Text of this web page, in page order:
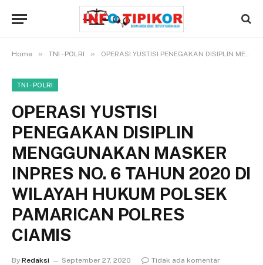
Home » TNI - POLRI » OPERASI YUSTISI PENEGAKAN DISIPLIN MENGGUNAKAN MASKER INPRES NO. 6 TAHUN 2020 DI WILAYAH HUKUM POLSEK PAMARICAN POLRES CIAMIS
TNI - POLRI
OPERASI YUSTISI
PENEGAKAN DISIPLIN
MENGGUNAKAN MASKER
INPRES NO. 6 TAHUN 2020 DI
WILAYAH HUKUM POLSEK
PAMARICAN POLRES
CIAMIS
By Redaksi September 27, 2020
Tidak ada komentar